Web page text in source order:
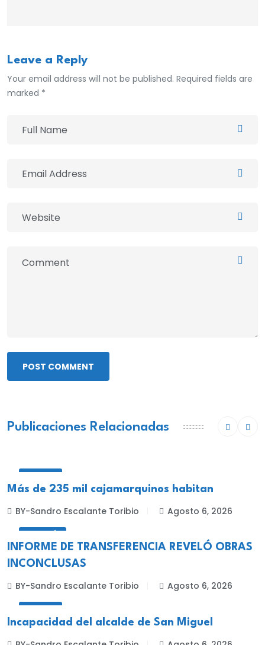
Leave a Reply
Your email address will not be published. Required fields are
marked *
POST COMMENT
Publicaciones Relacionadas
Más de 235 mil cajamarquinos habitan
BY-Sandro Escalante Toribio Agosto 6, 2026
INFORME DE TRANSFERENCIA REVELÓ OBRAS
INCONCLUSAS
BY-Sandro Escalante Toribio Agosto 6, 2026
Incapacidad del alcalde de San Miguel